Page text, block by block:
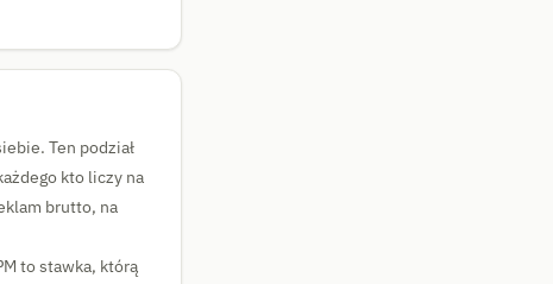
Ten podział
kto liczy na
brutto, na
to stawka, którą